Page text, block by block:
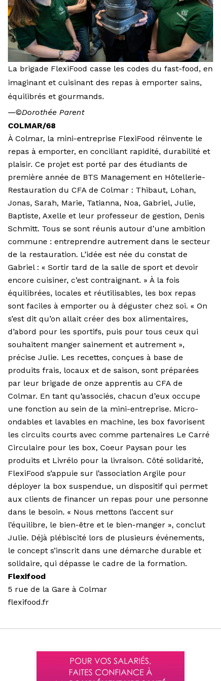
La brigade FlexiFood casse les codes du fast-food, en
imaginant et cuisinant des repas à emporter sains,
équilibrés et gourmands.
―©Dorothée Parent
COLMAR/68
À Colmar, la mini-entreprise FlexiFood réinvente le
repas à emporter, en conciliant rapidité, durabilité et
plaisir. Ce projet est porté par des étudiants de
première année de BTS Management en Hôtellerie-
Restauration du CFA de Colmar : Thibaut, Lohan,
Jonas, Sarah, Marie, Tatianna, Noa, Gabriel, Julie,
Baptiste, Axelle et leur professeur de gestion, Denis
Schmitt. Tous se sont réunis autour d’une ambition
commune : entreprendre autrement dans le secteur
de la restauration. L’idée est née du constat de
Gabriel : « Sortir tard de la salle de sport et devoir
encore cuisiner, c’est contraignant. » À la fois
équilibrées, locales et réutilisables, les box repas
sont faciles à emporter ou à déguster chez soi. « On
s’est dit qu’on allait créer des box alimentaires,
d’abord pour les sportifs, puis pour tous ceux qui
souhaitent manger sainement et autrement »,
précise Julie. Les recettes, conçues à base de
produits frais, locaux et de saison, sont préparées
par leur brigade de onze apprentis au CFA de
Colmar. En tant qu’associés, chacun d’eux occupe
une fonction au sein de la mini-entreprise. Micro-
ondables et lavables en machine, les box favorisent
les circuits courts avec comme partenaires Le Carré
Circulaire pour les box, Coeur Paysan pour les
produits et Livrélo pour la livraison. Côté solidarité,
FlexiFood s’appuie sur l’association Argile pour
déployer la box suspendue, un dispositif qui permet
aux clients de financer un repas pour une personne
dans le besoin. « Nous mettons l’accent sur
l’équilibre, le bien-être et le bien-manger », conclut
Julie. Déjà plébiscité lors de plusieurs événements,
le concept s’inscrit dans une démarche durable et
solidaire, qui dépasse le cadre de la formation.
Flexifood
5 rue de la Gare à Colmar
flexifood.fr